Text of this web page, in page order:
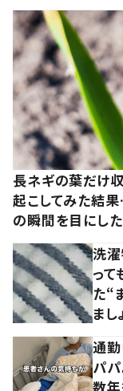
長ネギの葉だけ
起こしてみた結
の瞬間を目にした
洗
って
た“
まし
通
パ
数